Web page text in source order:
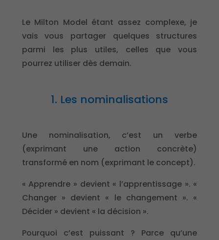
Le Milton Model étant assez complexe, je
vais vous partager quelques structures
parmi les plus utiles, celles que vous
pourrez utiliser dès demain.
1. Les nominalisations
Une nominalisation, c’est un verbe
(exprimant une action concrète)
transformé en nom (exprimant le concept).
« Apprendre » devient « l’apprentissage ». «
Changer » devient « le changement ». «
Décider » devient « la décision ».
Pourquoi c’est puissant ? Parce qu’une